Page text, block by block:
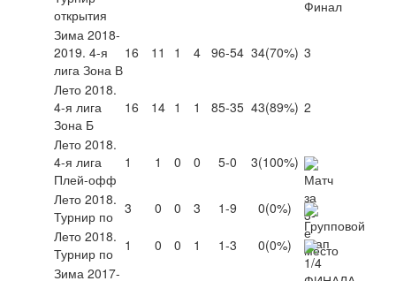
открытия
Зима 2018-
2019. 4-я
лига Зона В
16 11 1 4 96-54 34(70%) 3
Лето 2018.
4-я лига
Зона Б
16 14 1 1 85-35 43(89%) 2
Лето 2018.
4-я лига
Плей-офф
1 1 0 0 5-0 3(100%)
Лето 2018.
Турнир по
3 0 0 3 1-9 0(0%)
Лето 2018.
Турнир по
1 0 0 1 1-3 0(0%)
Зима 2017-